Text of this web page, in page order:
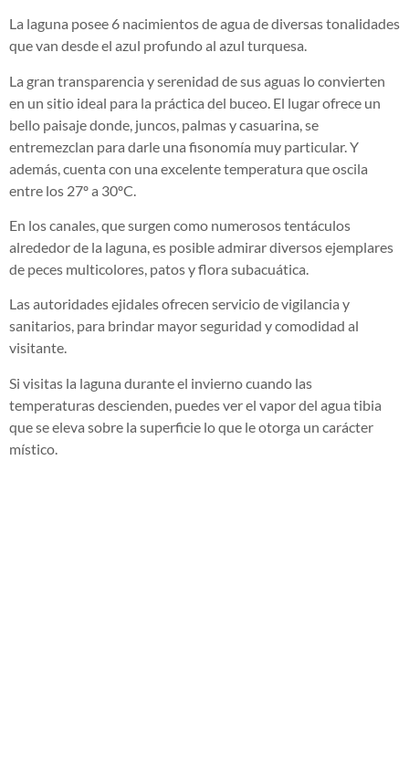
La laguna posee 6 nacimientos de agua de diversas tonalidades
que van desde el azul profundo al azul turquesa.
La gran transparencia y serenidad de sus aguas lo convierten
en un sitio ideal para la práctica del buceo. El lugar ofrece un
bello paisaje donde, juncos, palmas y casuarina, se
entremezclan para darle una fisonomía muy particular. Y
además, cuenta con una excelente temperatura que oscila
entre los 27º a 30ºC.
En los canales, que surgen como numerosos tentáculos
alrededor de la laguna, es posible admirar diversos ejemplares
de peces multicolores, patos y flora subacuática.
Las autoridades ejidales ofrecen servicio de vigilancia y
sanitarios, para brindar mayor seguridad y comodidad al
visitante.
Si visitas la laguna durante el invierno cuando las
temperaturas descienden, puedes ver el vapor del agua tibia
que se eleva sobre la superficie lo que le otorga un carácter
místico.